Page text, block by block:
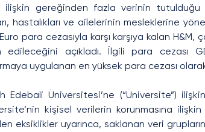
ilişkin gereğinden fazla verinin
hastalıkları ve ailelerinin mesleklerine
para cezasıyla karşı karşıya kalan H&M,
açıkladı. İlgili para cezası
uygulanan en yüksek para cezası
Edebali Üniversitesi’ne (“Üniversite”)
kişisel verilerin korunmasına
eksiklikler uyarınca, saklanan veri